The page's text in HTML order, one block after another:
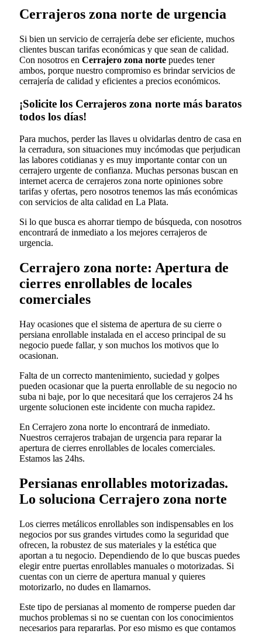
Cerrajeros zona norte de urgencia
Si bien un servicio de cerrajería debe ser eficiente, muchos
clientes buscan tarifas económicas y que sean de calidad.
Con nosotros en Cerrajero zona norte puedes tener
ambos, porque nuestro compromiso es brindar servicios de
cerrajería de calidad y eficientes a precios económicos.
¡Solicite los Cerrajeros zona norte más baratos
todos los días!
Para muchos, perder las llaves u olvidarlas dentro de casa en
la cerradura, son situaciones muy incómodas que perjudican
las labores cotidianas y es muy importante contar con un
cerrajero urgente de confianza. Muchas personas buscan en
internet acerca de cerrajeros zona norte opiniones sobre
tarifas y ofertas, pero nosotros tenemos las más económicas
con servicios de alta calidad en La Plata.
Si lo que busca es ahorrar tiempo de búsqueda, con nosotros
encontrará de inmediato a los mejores cerrajeros de
urgencia.
Cerrajero zona norte: Apertura de
cierres enrollables de locales
comerciales
Hay ocasiones que el sistema de apertura de su cierre o
persiana enrollable instalada en el acceso principal de su
negocio puede fallar, y son muchos los motivos que lo
ocasionan.
Falta de un correcto mantenimiento, suciedad y golpes
pueden ocasionar que la puerta enrollable de su negocio no
suba ni baje, por lo que necesitará que los cerrajeros 24 hs
urgente solucionen este incidente con mucha rapidez.
En Cerrajero zona norte lo encontrará de inmediato.
Nuestros cerrajeros trabajan de urgencia para reparar la
apertura de cierres enrollables de locales comerciales.
Estamos las 24hs.
Persianas enrollables motorizadas.
Lo soluciona Cerrajero zona norte
Los cierres metálicos enrollables son indispensables en los
negocios por sus grandes virtudes como la seguridad que
ofrecen, la robustez de sus materiales y la estética que
aportan a tu negocio. Dependiendo de lo que buscas puedes
elegir entre puertas enrollables manuales o motorizadas. Si
cuentas con un cierre de apertura manual y quieres
motorizarlo, no dudes en llamarnos.
Este tipo de persianas al momento de romperse pueden dar
muchos problemas si no se cuentan con los conocimientos
necesarios para repararlas. Por eso mismo es que contamos